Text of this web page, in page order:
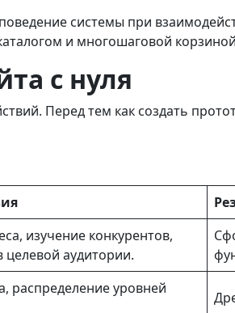
системы при
и многошаговой
с нуля
Перед тем как создать
изучение конкурентов,
целевой аудитории.
распределение уровней